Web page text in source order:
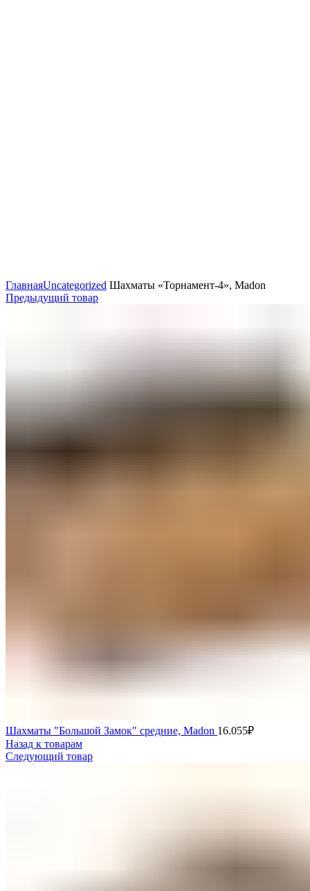
ГлавнаяUncategorized Шахматы «Торнамент-4», Madon
Предыдущий товар
Шахматы "Большой Замок" средние, Madon 16.055₽
Назад к товарам
Следующий товар